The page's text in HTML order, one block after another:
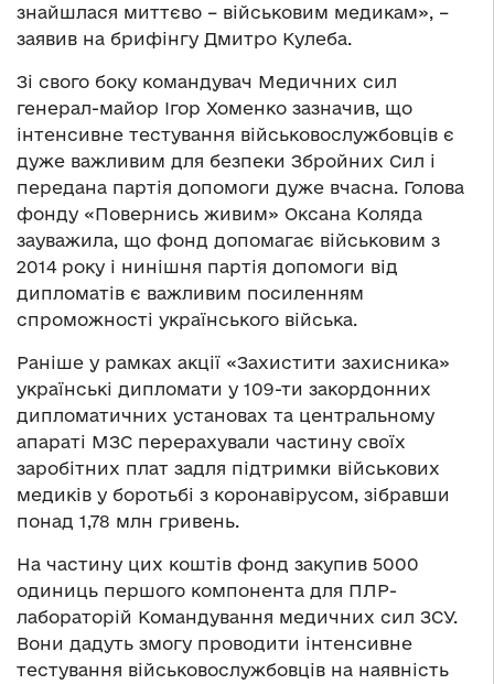
знайшлася миттєво – військовим медикам», –
заявив на брифінгу Дмитро Кулеба.
Зі свого боку командувач Медичних сил
генерал-майор Ігор Хоменко зазначив, що
інтенсивне тестування військовослужбовців є
дуже важливим для безпеки Збройних Сил і
передана партія допомоги дуже вчасна. Голова
фонду «Повернись живим» Оксана Коляда
зауважила, що фонд допомагає військовим з
2014 року і нинішня партія допомоги від
дипломатів є важливим посиленням
спроможності українського війська.
Раніше у рамках акції «Захистити захисника»
українські дипломати у 109-ти закордонних
дипломатичних установах та центральному
апараті МЗС перерахували частину своїх
заробітних плат задля підтримки військових
медиків у боротьбі з коронавірусом, зібравши
понад 1,78 млн гривень.
На частину цих коштів фонд закупив 5000
одиниць першого компонента для ПЛР-
лабораторій Командування медичних сил ЗСУ.
Вони дадуть змогу проводити інтенсивне
тестування військовослужбовців на наявність